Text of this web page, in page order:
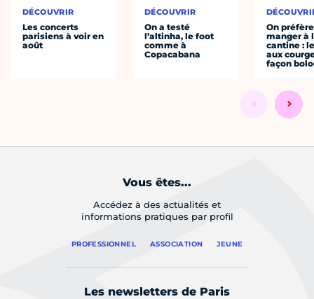
DÉCOUVRIR
Les concerts
parisiens à voir en
août
DÉCOUVRIR
On a testé
l’altinha, le foot
comme à
Copacabana
On préfère
manger à
cantine :
aux
façon
Vous êtes...
Accédez à des actualités et
informations pratiques par profil
PROFESSIONNEL ASSOCIATION JEUNE
Les newsletters de Paris